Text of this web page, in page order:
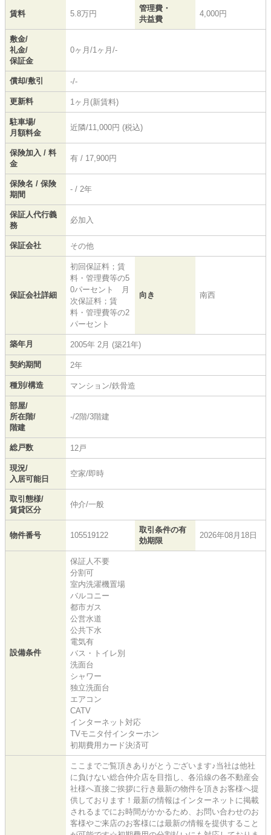
賃料 5.8万円
管理費・
共益費
4,000円
敷金/
礼金/
保証金
0ヶ月/1ヶ月/-
償却/敷引 -/-
更新料 1ヶ月(新賃料)
駐車場/
月額料金
近隣/11,000円 (税込)
保険加入 / 料
金
有 / 17,900円
保険名 / 保険
期間
- / 2年
保証人代行義
務
必加入
保証会社 その他
保証会社詳細
初回保証料；賃
料・管理費等の5
0パーセント 月
次保証料；賃
料・管理費等の2
パーセント
向き 南西
築年月 2005年 2月 (築21年)
契約期間 2年
種別/構造 マンション/鉄骨造
部屋/
所在階/
階建
-/2階/3階建
総戸数 12戸
現況/
入居可能日
空家/即時
取引態様/
賃貸区分
仲介/一般
物件番号 105519122
取引条件の有
効期限
2026年08月18日
設備条件
保証人不要
分割可
室内洗濯機置場
バルコニー
都市ガス
公営水道
公共下水
電気有
バス・トイレ別
洗面台
シャワー
独立洗面台
エアコン
CATV
インターネット対応
TVモニタ付インターホン
初期費用カード決済可
ここまでご覧頂きありがとうございます♪当社は他社
に負けない総合仲介店を目指し、各沿線の各不動産会
社様へ直接ご挨拶に行き最新の物件を頂きお客様へ提
供しております！最新の情報はインターネットに掲載
されるまでにお時間がかかるため、お問い合わせのお
客様やご来店のお客様には最新の情報を提供すること